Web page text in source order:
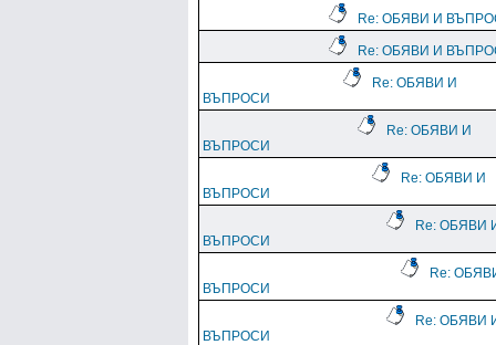
Re: ОБЯВИ И
Re: ОБЯВИ И
Re: ОБЯВИ И
ВЪПРОСИ
Re: ОБЯВИ И
ВЪПРОСИ
Re: ОБЯВИ И
ВЪПРОСИ
Re: ОБЯВИ
ВЪПРОСИ
Re:
ВЪПРОСИ
Re: ОБЯВИ
ВЪПРОСИ